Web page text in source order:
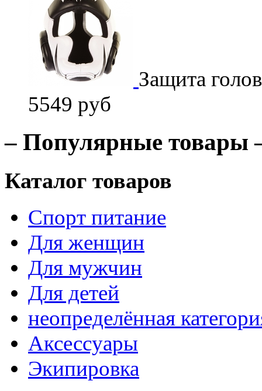
Защита
5549 руб
– Популярные товары
Каталог товаров
Спорт питание
Для женщин
Для мужчин
Для детей
неопределённая
Аксессуары
Экипировка